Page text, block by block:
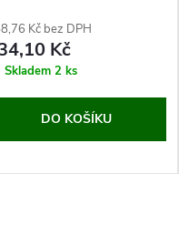
Kč bez DPH
Kč
Skladem 2 ks
DO KOŠÍKU